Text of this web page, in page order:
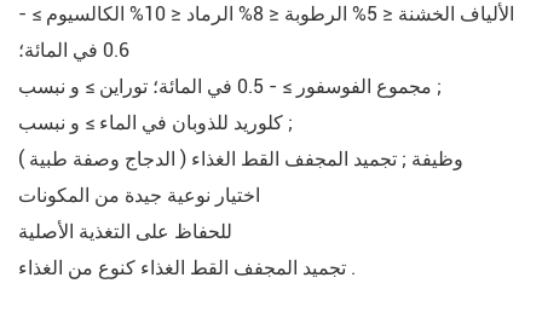
الألياف الخشنة ≤ 5% الرطوبة ≤ 8% الرماد ≤ 10% الكالسيوم ≥ -
0.6 في المائة؛
مجموع الفوسفور ≥ - 0.5 في المائة؛ توراين ≥ و نبسب ;
كلوريد للذوبان في الماء ≥ و نبسب ;
وظيفة ; تجميد المجفف القط الغذاء ( الدجاج وصفة طبية )
اختيار نوعية جيدة من المكونات
للحفاظ على التغذية الأصلية
تجميد المجفف القط الغذاء كنوع من الغذاء .